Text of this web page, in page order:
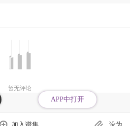
APP中打开
暂无评论